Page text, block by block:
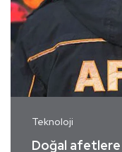
Teknoloji
Doğal afetlere